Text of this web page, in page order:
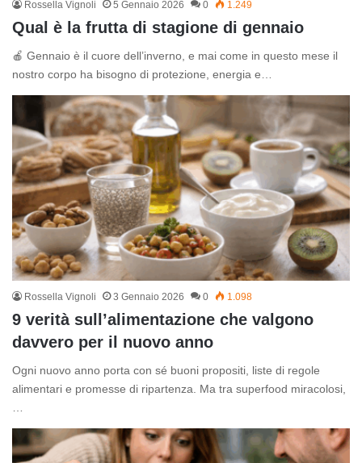
Rossella Vignoli 5 Gennaio 2026 0 1.249
Qual è la frutta di stagione di gennaio
🍎 Gennaio è il cuore dell’inverno, e mai come in questo mese il
nostro corpo ha bisogno di protezione, energia e…
Rossella Vignoli 3 Gennaio 2026 0 1.098
9 verità sull’alimentazione che valgono
davvero per il nuovo anno
Ogni nuovo anno porta con sé buoni propositi, liste di regole
alimentari e promesse di ripartenza. Ma tra superfood miracolosi,